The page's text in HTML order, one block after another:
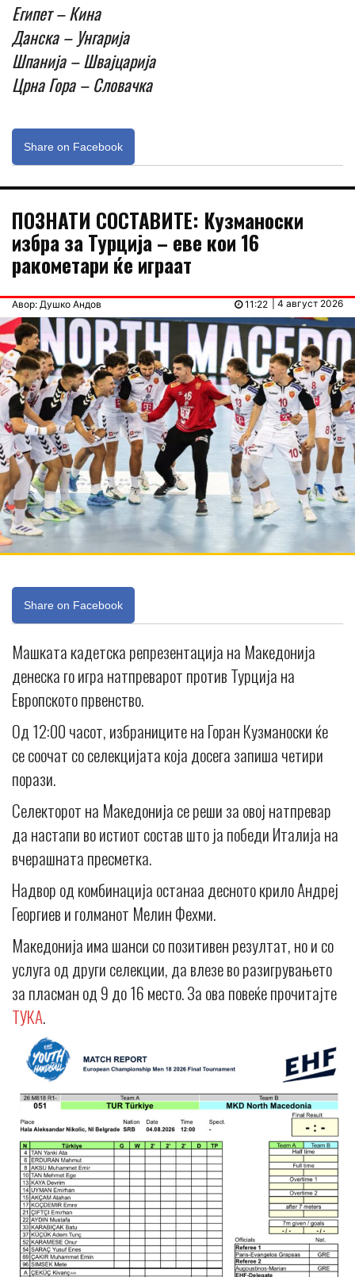
Египет – Кина
Данска – Унгарија
Шпанија – Швајцарија
Црна Гора – Словачка
Share on Facebook
ПОЗНАТИ СОСТАВИТЕ: Кузманоски
избра за Турција – еве кои 16
ракометари ќе играат
Авор: Душко Андов | 4 август 2026
11:22
Share on Facebook
Машката кадетска репрезентација на Македонија
денеска го игра натпреварот против Турција на
Европското првенство.
Од 12:00 часот, избраниците на Горан Кузманоски ќе
се соочат со селекцијата која досега запиша четири
порази.
Селекторот на Македонија се реши за овој натпревар
да настапи во истиот состав што ја победи Италија на
вчерашната пресметка.
Надвор од комбинација останаа десното крило Андреј
Георгиев и голманот Мелин Фехми.
Македонија има шанси со позитивен резултат, но и со
услуга од други селекции, да влезе во разигрувањето
за пласман од 9 до 16 место. За ова повеќе прочитајте
ТУКА.